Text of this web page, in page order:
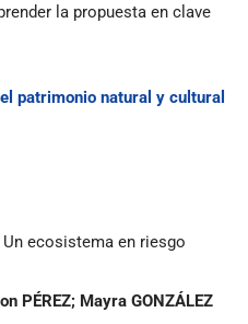
la propuesta en clave
patrimonio natural y cultural
Un ecosistema en riesgo
PÉREZ; Mayra GONZÁLEZ